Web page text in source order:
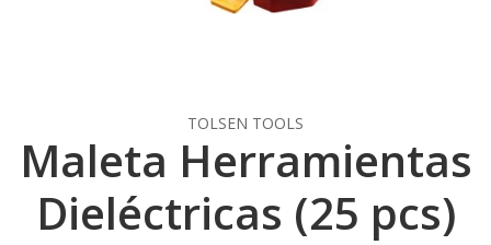
TOLSEN TOOLS
Maleta Herramientas
Dieléctricas (25 pcs)